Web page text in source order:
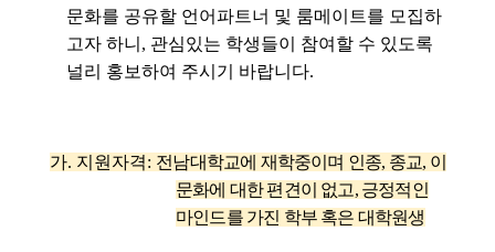
문화를 공유할 언어파트너 및 룸메이트를 모집하
고자 하니 , 관심있는 학생들이 참여할 수 있도록
널리 홍보하여 주시기 바랍니다.
가. 지원자격: 전남대학교에 재학중이며 인종, 종교, 이
문화에 대한 편견이 없고, 긍정적인
마인드를 가진 학부 혹은 대학원생